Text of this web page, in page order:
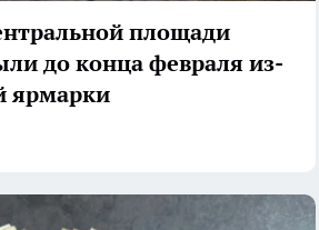
площади
до конца февраля из-
ярмарки